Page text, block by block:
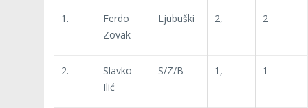
1.
Ferdo
Zovak
Ljubuški 2, 2
2.
Slavko
Ilić
S/Z/B 1, 1